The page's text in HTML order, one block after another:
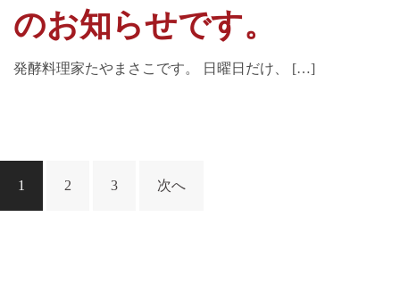
のお知らせです。
発酵料理家たやまさこです。 日曜日だけ、 […]
稿
1 2 3 次へ